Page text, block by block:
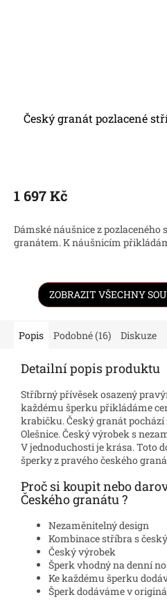
Český granát pozlacené
1 697 Kč
Dámské náušnice z pozlaceného
granátem. K náušnicím
ZOBRAZIT VŠECHNY
Popis Podobné (16) Diskuze
Detailní popis produktu
Stříbrný přívěsek osazený
každému šperku přikládáme
krabičku. Český granát pochází
Olešnice. Český výrobek s
V jednoduchosti je krása. Toto
šperky z pravého českého
Proč si koupit nebo
Českého granátu ?
Nezaměnitelný design
Kombinace stříbra s
Český výrobek
Šperk vhodný na denní
Ke každému šperku
Šperk dodáváme v